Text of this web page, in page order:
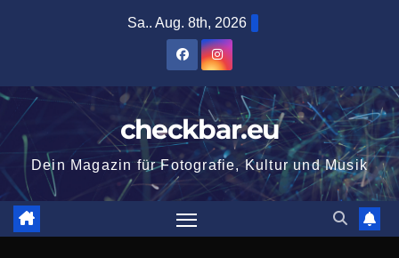
Sa.. Aug. 8th, 2026
checkbar.eu
Dein Magazin für Fotografie, Kultur und Musik